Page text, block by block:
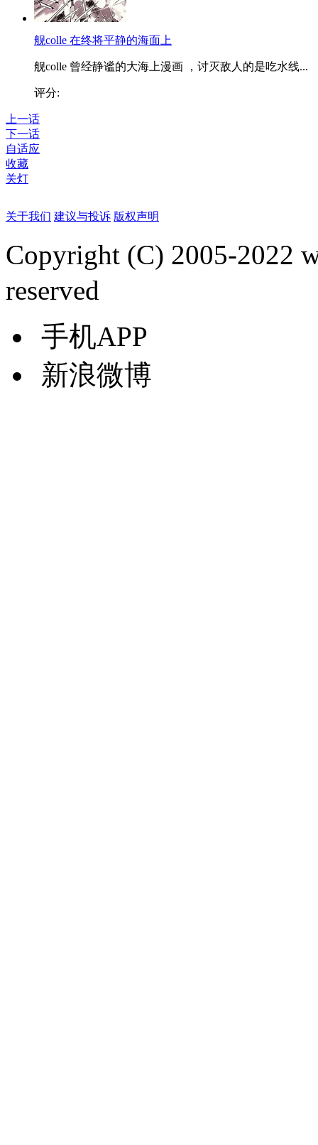
舰colle 在终将平静的海面上
舰colle 曾经静谧的大海上漫画 ，讨灭敌人的是吃水线...
评分:
上一话
下一话
自适应
收藏
关灯
关于我们 建议与投诉 版权声明
Copyright (C) 2005-2022
reserved
手机APP
新浪微博